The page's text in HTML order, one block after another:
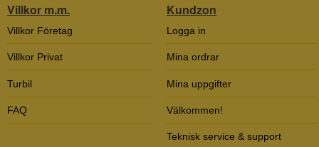
Villkor m.m.
Villkor Företag
Villkor Privat
Turbil
FAQ
Kundzon
Logga in
Mina ordrar
Mina uppgifter
Välkommen!
Teknisk service & support